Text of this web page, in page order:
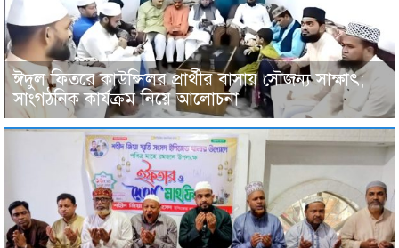
ঈদুল ফিতরে কাউন্সিলর প্রার্থীর বাসায় সৌজন্য সাক্ষাৎ;
সাংগঠনিক কার্যক্রম নিয়ে আলোচনা